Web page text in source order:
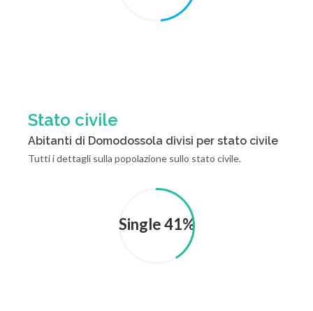
Stato civile
Abitanti di Domodossola divisi per stato civile
Tutti i dettagli sulla popolazione sullo stato civile.
Single 41%